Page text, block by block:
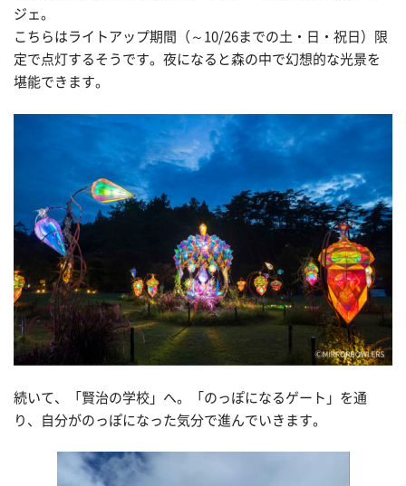
ジェ。
こちらはライトアップ期間（～10/26までの土・日・祝日）限
定で点灯するそうです。夜になると森の中で幻想的な光景を
堪能できます。
続いて、「賢治の学校」へ。「のっぽになるゲート」を通
り、自分がのっぽになった気分で進んでいきます。